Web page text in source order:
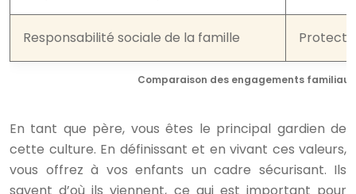
Comparaison des engagements
Responsabilité sociale de la famille
En tant que père, vous êtes le principal gardien de
cette culture. En définissant et en vivant ces valeurs,
vous offrez à vos enfants un cadre sécurisant. Ils